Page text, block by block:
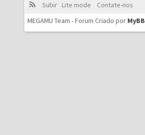
Subir Lite mode
Contate-nos
MEGAMU Team - Forum Criado por MyBB